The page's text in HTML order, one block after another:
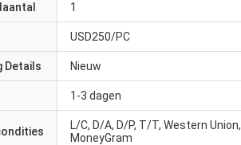
1
USD250/PC
Details Nieuw
1-3 dagen
L/C, D/A, D/P, T/T, Western Union,
MoneyGram